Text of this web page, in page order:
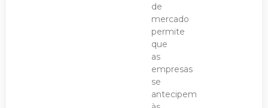
de
mercado
permite
que
as
empresas
se
antecipem